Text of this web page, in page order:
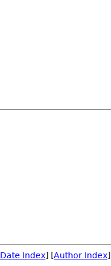
Date Index] [Author Index]